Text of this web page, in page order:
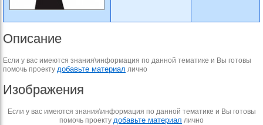
Описание
Если у вас имеются знания\информация по данной тематике и Вы готовы
помочь проекту добавьте материал лично
Изображения
Если у вас имеются знания\информация по данной тематике и Вы готовы
помочь проекту добавьте материал лично